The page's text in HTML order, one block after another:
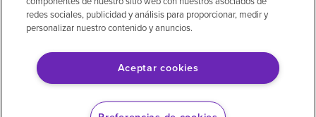
© 2026 Encompass Health Corporation
Preferencias de cookies
Aviso legal: Se tradujo con la ayuda de
inteligencia artificial (IA). La versión en inglés
redes sociales, publicidad y análisis para proporcionar, medir y
personalizar nuestro contenido y anuncios.
Aceptar cookies